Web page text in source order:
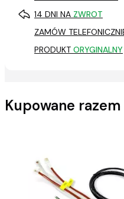
14 DNI NA ZWROT
ZAMÓW
PRODUKT ORYGINALNY
Kupowane